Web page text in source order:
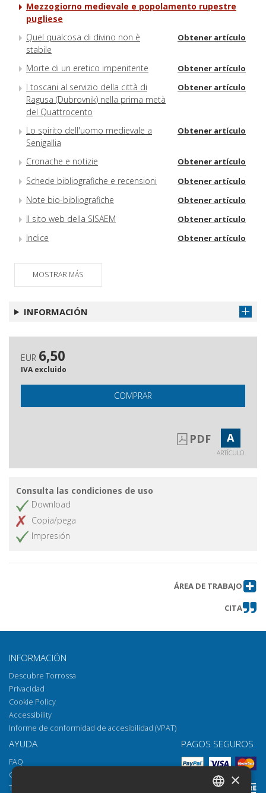
Mezzogiorno medievale e popolamento rupestre
pugliese
Quel qualcosa di divino non è
stabile
Obtener artículo
Morte di un eretico impenitente Obtener artículo
I toscani al servizio della città di
Ragusa (Dubrovnik) nella prima metà
del Quattrocento
Obtener artículo
Lo spirito dell'uomo medievale a
Senigallia
Obtener artículo
Cronache e notizie Obtener artículo
Schede bibliografiche e recensioni Obtener artículo
Note bio-bibliografiche Obtener artículo
Il sito web della SISAEM Obtener artículo
Indice Obtener artículo
MOSTRAR MÁS
INFORMACIÓN
EUR 6,50
IVA excluido
COMPRAR
PDF A
ARTÍCULO
Consulta las condiciones de uso
Download
Copia/pega
Impresión
ÁREA DE TRABAJO
CITA
INFORMACIÓN
Descubre Torrossa
Privacidad
Cookie Policy
Accessibility
Informe de conformidad de accesibilidad (VPAT)
AYUDA
FAQ
Cómo abrir los archivos
Torrossa Reader
PAGOS SEGUROS
×